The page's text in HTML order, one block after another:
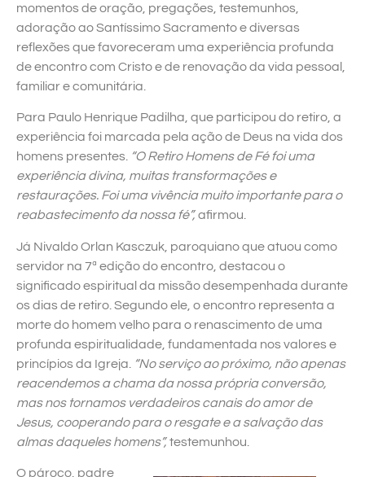
momentos de oração, pregações, testemunhos,
adoração ao Santíssimo Sacramento e diversas
reflexões que favoreceram uma experiência profunda
de encontro com Cristo e de renovação da vida pessoal,
familiar e comunitária.
Para Paulo Henrique Padilha, que participou do retiro, a
experiência foi marcada pela ação de Deus na vida dos
homens presentes. “O Retiro Homens de Fé foi uma
experiência divina, muitas transformações e
restaurações. Foi uma vivência muito importante para o
reabastecimento da nossa fé”,afirmou.
Já Nivaldo Orlan Kasczuk, paroquiano que atuou como
servidor na 7ª edição do encontro, destacou o
significado espiritual da missão desempenhada durante
os dias de retiro. Segundo ele, o encontro representa a
morte do homem velho para o renascimento de uma
profunda espiritualidade, fundamentada nos valores e
princípios da Igreja.
“No serviço ao próximo, não apenas
reacendemos a chama da nossa própria conversão,
mas nos tornamos verdadeiros canais do amor de
Jesus, cooperando para o resgate e a salvação das
almas daqueles homens”,testemunhou.
O pároco, padre